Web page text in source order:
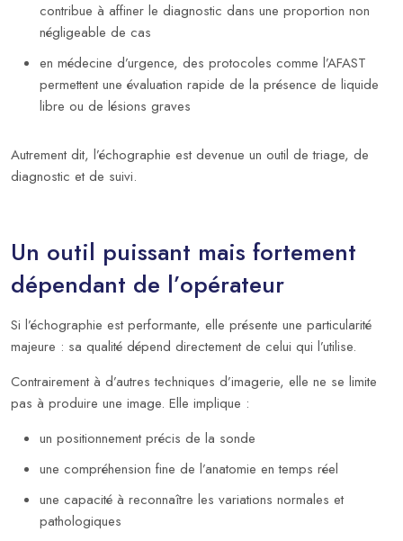
contribue à affiner le diagnostic dans une proportion non
négligeable de cas
en médecine d’urgence, des protocoles comme l’AFAST
permettent une évaluation rapide de la présence de liquide
libre ou de lésions graves
Autrement dit, l’échographie est devenue un outil de triage, de
diagnostic et de suivi.
Un outil puissant mais fortement
dépendant de l’opérateur
Si l’échographie est performante, elle présente une particularité
majeure : sa qualité dépend directement de celui qui l’utilise.
Contrairement à d’autres techniques d’imagerie, elle ne se limite
pas à produire une image. Elle implique :
un positionnement précis de la sonde
une compréhension fine de l’anatomie en temps réel
une capacité à reconnaître les variations normales et
pathologiques